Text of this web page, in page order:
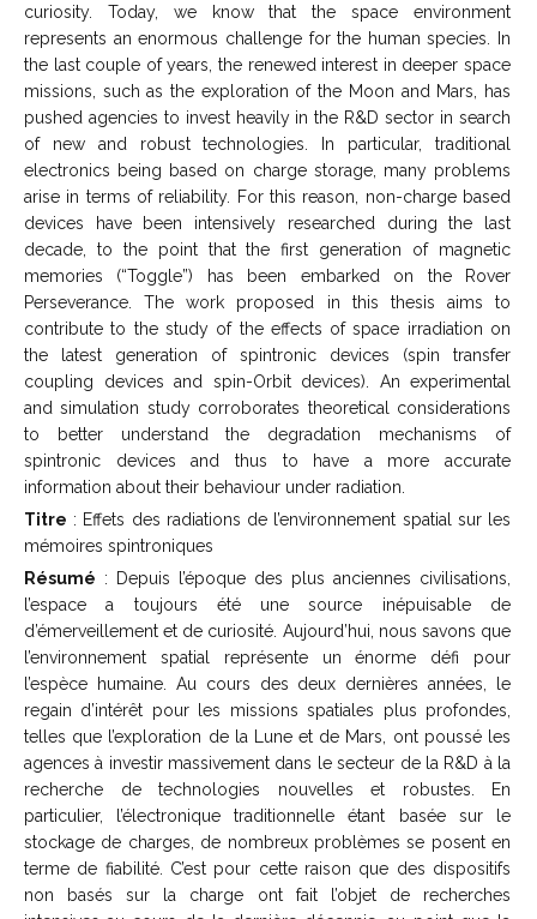
curiosity. Today, we know that the space environment
represents an enormous challenge for the human species. In
the last couple of years, the renewed interest in deeper space
missions, such as the exploration of the Moon and Mars, has
pushed agencies to invest heavily in the R&D sector in search
of new and robust technologies. In particular, traditional
electronics being based on charge storage, many problems
arise in terms of reliability. For this reason, non-charge based
devices have been intensively researched during the last
decade, to the point that the first generation of magnetic
memories (“Toggle”) has been embarked on the Rover
Perseverance. The work proposed in this thesis aims to
contribute to the study of the effects of space irradiation on
the latest generation of spintronic devices (spin transfer
coupling devices and spin-Orbit devices). An experimental
and simulation study corroborates theoretical considerations
to better understand the degradation mechanisms of
spintronic devices and thus to have a more accurate
information about their behaviour under radiation.
Titre : Effets des radiations de l’environnement spatial sur les
mémoires spintroniques
Résumé : Depuis l’époque des plus anciennes civilisations,
l’espace a toujours été une source inépuisable de
d’émerveillement et de curiosité. Aujourd’hui, nous savons que
l’environnement spatial représente un énorme défi pour
l’espèce humaine. Au cours des deux dernières années, le
regain d’intérêt pour les missions spatiales plus profondes,
telles que l’exploration de la Lune et de Mars, ont poussé les
agences à investir massivement dans le secteur de la R&D à la
recherche de technologies nouvelles et robustes. En
particulier, l’électronique traditionnelle étant basée sur le
stockage de charges, de nombreux problèmes se posent en
terme de fiabilité. C’est pour cette raison que des dispositifs
non basés sur la charge ont fait l’objet de recherches